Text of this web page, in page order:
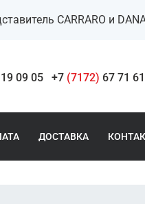
CARRARO и
19 09 05 +7 (7172) 67 71 61
ДОСТАВКА